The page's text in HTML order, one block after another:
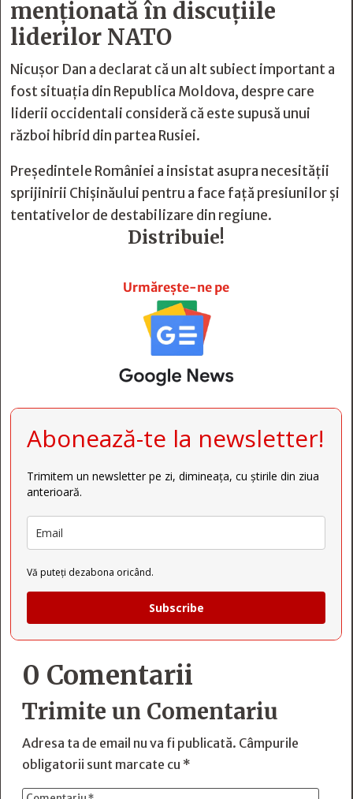
menționată în discuțiile
liderilor NATO
Nicușor Dan a declarat că un alt subiect important a
fost situația din Republica Moldova, despre care
liderii occidentali consideră că este supusă unui
război hibrid din partea Rusiei.
Președintele României a insistat asupra necesității
sprijinirii Chișinăului pentru a face față presiunilor și
tentativelor de destabilizare din regiune.
Distribuie!
Urmărește-ne pe
Abonează-te la newsletter!
Trimitem un newsletter pe zi, dimineața, cu știrile din ziua
anterioară.
Vă puteți dezabona oricând.
Subscribe
0 Comentarii
Trimite un Comentariu
Adresa ta de email nu va fi publicată. Câmpurile
obligatorii sunt marcate cu *